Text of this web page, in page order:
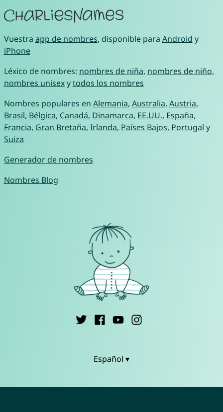
Vuestra app de nombres, disponible para Android y
iPhone
Léxico de nombres: nombres de niña, nombres de niño,
nombres unisexytodos los nombres
Nombres populares en Alemania, Australia, Austria,
Brasil, Bélgica, Canadá, Dinamarca, EE.UU., España,
Francia, Gran Bretaña, Irlanda, Países Bajos, Portugal y
Suiza
Generador de nombres
Nombres Blog
Español ▾